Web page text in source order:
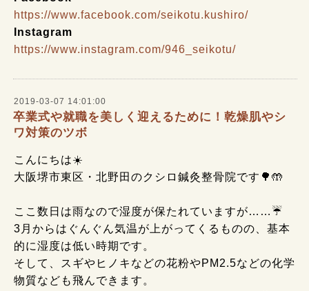
https://www.facebook.com/seikotu.kushiro/
Instagram
https://www.instagram.com/946_seikotu/
2019-03-07 14:01:00
卒業式や就職を美しく迎えるために！乾燥肌やシ
ワ対策のツボ
こんにちは☀️
大阪堺市東区・北野田のクシロ鍼灸整骨院です🌳🤲
ここ数日は雨なので湿度が保たれていますが……☔
3月からはぐんぐん気温が上がってくるものの、基本
的に湿度は低い時期です。
そして、スギやヒノキなどの花粉やPM2.5などの化学
物質なども飛んできます。